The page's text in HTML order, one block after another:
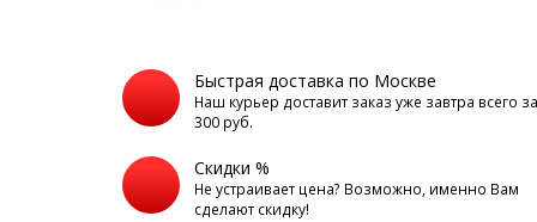
Быстрая доставка по Москве
Наш курьер доставит заказ уже завтра всего за
300 руб.
Скидки %
Не устраивает цена? Возможно, именно Вам
сделают скидку!